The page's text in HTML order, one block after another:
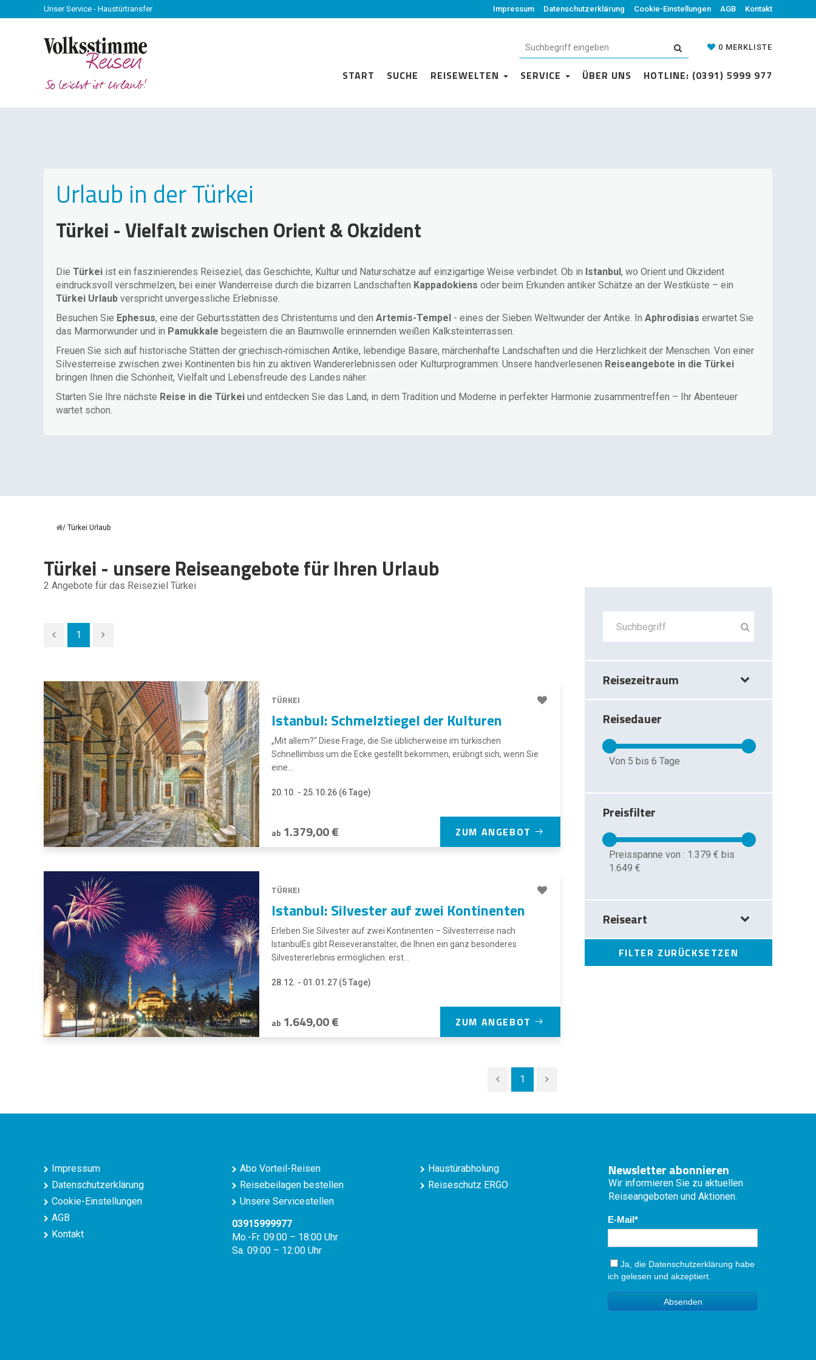
Unser Service - Haustürtransfer Impressum Datenschutzerklärung Cookie-Einstellungen AGB Kontakt
0 MERKLISTE
START SUCHE REISEWELTEN SERVICE ÜBER UNS HOTLINE: (0391) 5999 977
Urlaub in der Türkei
Türkei - Vielfalt zwischen Orient & Okzident
Die Türkei ist ein faszinierendes Reiseziel, das Geschichte, Kultur und Naturschätze auf einzigartige Weise verbindet. Ob in Istanbul, wo Orient und Okzident
eindrucksvoll verschmelzen, bei einer Wanderreise durch die bizarren Landschaften Kappadokiens oder beim Erkunden antiker Schätze an der Westküste – ein
Türkei Urlaub verspricht unvergessliche Erlebnisse.
Besuchen Sie Ephesus, eine der Geburtsstätten des Christentums und den Artemis-Tempel - eines der Sieben Weltwunder der Antike. In Aphrodisias erwartet Sie
das Marmorwunder und in Pamukkale begeistern die an Baumwolle erinnernden weißen Kalksteinterrassen.
Freuen Sie sich auf historische Stätten der griechisch‑römischen Antike, lebendige Basare, märchenhafte Landschaften und die Herzlichkeit der Menschen. Von einer
Silvesterreise zwischen zwei Kontinenten bis hin zu aktiven Wandererlebnissen oder Kulturprogrammen: Unsere handverlesenen Reiseangebote in die Türkei
bringen Ihnen die Schönheit, Vielfalt und Lebensfreude des Landes näher.
Starten Sie Ihre nächste Reise in die Türkei und entdecken Sie das Land, in dem Tradition und Moderne in perfekter Harmonie zusammentreffen – Ihr Abenteuer
wartet schon.
Türkei Urlaub
Türkei - unsere Reiseangebote für Ihren Urlaub
2 Angebote für das Reiseziel Türkei
1
TÜRKEI
Istanbul: Schmelztiegel der Kulturen
„Mit allem?“ Diese Frage, die Sie üblicherweise im türkischen
Schnellimbiss um die Ecke gestellt bekommen, erübrigt sich, wenn Sie
eine...
20.10. - 25.10.26 (6 Tage)
ab 1.379,00 € ZUM ANGEBOT
TÜRKEI
Istanbul: Silvester auf zwei Kontinenten
Erleben Sie Silvester auf zwei Kontinenten – Silvesterreise nach
IstanbulEs gibt Reiseveranstalter, die Ihnen ein ganz besonderes
Silvestererlebnis ermöglichen: erst...
28.12. - 01.01.27 (5 Tage)
ab 1.649,00 € ZUM ANGEBOT
1
Reisezeitraum
Reisedauer
Von 5 bis 6 Tage
Preisfilter
Preisspanne von : 1.379 € bis
1.649 €
Reiseart
Impressum
Datenschutzerklärung
Cookie-Einstellungen
AGB
Kontakt
Abo Vorteil-Reisen
Reisebeilagen bestellen
Unsere Servicestellen
03915999977
Mo.-Fr. 09:00 – 18:00 Uhr
Sa. 09:00 – 12:00 Uhr
Haustürabholung
Reiseschutz ERGO
Newsletter abonnieren
Wir informieren Sie zu aktuellen
Reiseangeboten und Aktionen.
E-Mail
Ja, die Datenschutzerklärung habe
ich gelesen und akzeptiert.
Absenden